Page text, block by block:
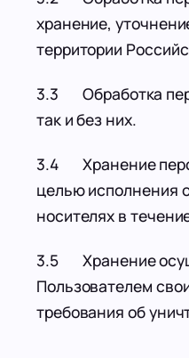
хранение,
территории
3.3 Обработка
так и без них.
3.4 Хранение
целью исполнения
носителях в
3.5 Хранение
Пользователем
требования об